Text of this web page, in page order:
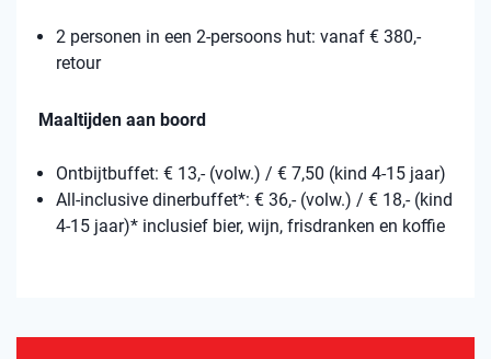
2 personen in een 2-persoons hut: vanaf € 380,-
retour
Maaltijden aan boord
Ontbijtbuffet: € 13,- (volw.) / € 7,50 (kind 4-15 jaar)
All-inclusive dinerbuffet*: € 36,- (volw.) / € 18,- (kind
4-15 jaar)* inclusief bier, wijn, frisdranken en koffie